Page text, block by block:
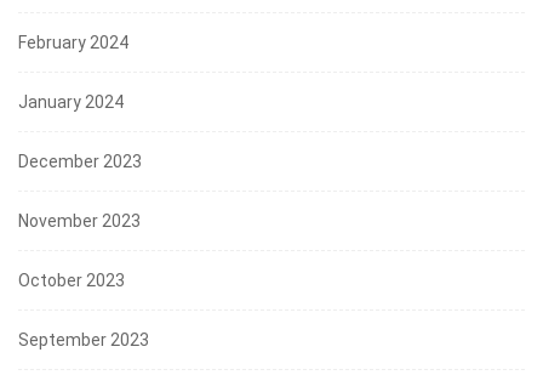
February 2024
January 2024
December 2023
November 2023
October 2023
September 2023